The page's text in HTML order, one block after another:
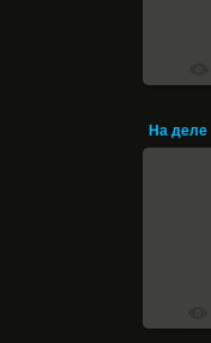
На деле